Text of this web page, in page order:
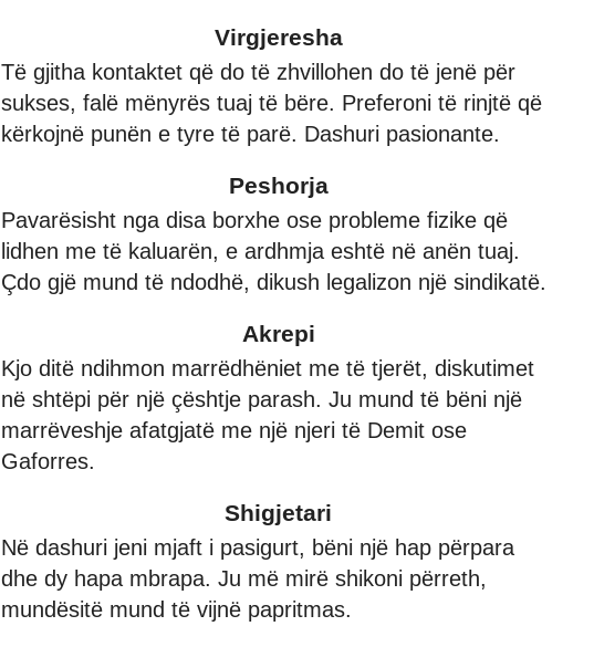
Virgjeresha
Të gjitha kontaktet që do të zhvillohen do të jenë për
sukses, falë mënyrës tuaj të bëre. Preferoni të rinjtë që
kërkojnë punën e tyre të parë. Dashuri pasionante.
Peshorja
Pavarësisht nga disa borxhe ose probleme fizike që
lidhen me të kaluarën, e ardhmja eshtë në anën tuaj.
Çdo gjë mund të ndodhë, dikush legalizon një sindikatë.
Akrepi
Kjo ditë ndihmon marrëdhëniet me të tjerët, diskutimet
në shtëpi për një çështje parash. Ju mund të bëni një
marrëveshje afatgjatë me një njeri të Demit ose
Gaforres.
Shigjetari
Në dashuri jeni mjaft i pasigurt, bëni një hap përpara
dhe dy hapa mbrapa. Ju më mirë shikoni përreth,
mundësitë mund të vijnë papritmas.